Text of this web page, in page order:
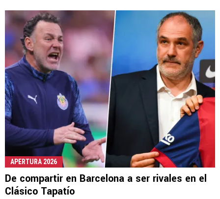
APERTURA 2026
De compartir en Barcelona a ser rivales en el
Clásico Tapatío